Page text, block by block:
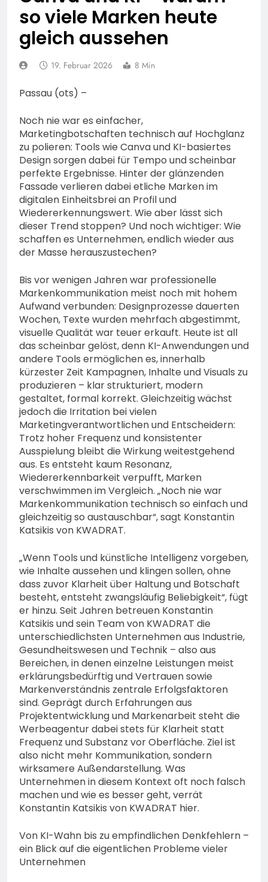
Fahrradcodierung /
Anmeldung erforderlich
Vermisstensuche: Polizei
bittet um Hinweise zum
Aufenthalt von Ricardo
7. August 2026
vermisstem Michael S.
Schwarzarbeit führt an
drei Tagen Kontrollen im
Gastro- und
Sicherheitsgewerbe durch
7. August 2026
POL-OH: 25 Jahre
Polizeipräsidium
Osthessen Jubiläumsfest
am Samstag, 15. August
(11-18 Uhr)- Bürgerinnen
und Bürger erhalten
spannende Einblicke in die
Polizeiarbeit
7. August 2026
Mittelhessen: MARBURG-
BIEDENKOPF: Satz Räder
gefunden – Polizei bittet
um Mithilfe
6. August 2026
POL-OH: Die Polizeistation
Lauterbach hat einen
neuen Leiter:
Amtseinführung von
6. August 2026
POL-HR: Folgemeldung:
H. weiterhin vermisst –
Erneute Veröffentlichung
eines Fotos
6. August 2026
so viele Marken heute
gleich aussehen
19. Februar 2026 8 Min
Passau (ots) –
Noch nie war es einfacher,
Marketingbotschaften technisch auf Hochglanz
zu polieren: Tools wie Canva und KI-basiertes
Design sorgen dabei für Tempo und scheinbar
perfekte Ergebnisse. Hinter der glänzenden
Fassade verlieren dabei etliche Marken im
digitalen Einheitsbrei an Profil und
Wiedererkennungswert. Wie aber lässt sich
dieser Trend stoppen? Und noch wichtiger: Wie
schaffen es Unternehmen, endlich wieder aus
der Masse herauszustechen?
Bis vor wenigen Jahren war professionelle
Markenkommunikation meist noch mit hohem
Aufwand verbunden: Designprozesse dauerten
Wochen, Texte wurden mehrfach abgestimmt,
visuelle Qualität war teuer erkauft. Heute ist all
das scheinbar gelöst, denn KI-Anwendungen und
andere Tools ermöglichen es, innerhalb
kürzester Zeit Kampagnen, Inhalte und Visuals zu
produzieren – klar strukturiert, modern
gestaltet, formal korrekt. Gleichzeitig wächst
jedoch die Irritation bei vielen
Marketingverantwortlichen und Entscheidern:
Trotz hoher Frequenz und konsistenter
Ausspielung bleibt die Wirkung weitestgehend
aus. Es entsteht kaum Resonanz,
Wiedererkennbarkeit verpufft, Marken
verschwimmen im Vergleich. „Noch nie war
Markenkommunikation technisch so einfach und
gleichzeitig so austauschbar“, sagt Konstantin
Katsikis von KWADRAT.
„Wenn Tools und künstliche Intelligenz vorgeben,
wie Inhalte aussehen und klingen sollen, ohne
dass zuvor Klarheit über Haltung und Botschaft
besteht, entsteht zwangsläufig Beliebigkeit“, fügt
er hinzu. Seit Jahren betreuen Konstantin
Katsikis und sein Team von KWADRAT die
unterschiedlichsten Unternehmen aus Industrie,
Gesundheitswesen und Technik – also aus
Bereichen, in denen einzelne Leistungen meist
erklärungsbedürftig und Vertrauen sowie
Markenverständnis zentrale Erfolgsfaktoren
sind. Geprägt durch Erfahrungen aus
Projektentwicklung und Markenarbeit steht die
Werbeagentur dabei stets für Klarheit statt
Frequenz und Substanz vor Oberfläche. Ziel ist
also nicht mehr Kommunikation, sondern
wirksamere Außendarstellung. Was
Unternehmen in diesem Kontext oft noch falsch
machen und wie es besser geht, verrät
Konstantin Katsikis von KWADRAT hier.
Von KI-Wahn bis zu empfindlichen Denkfehlern –
ein Blick auf die eigentlichen Probleme vieler
Unternehmen